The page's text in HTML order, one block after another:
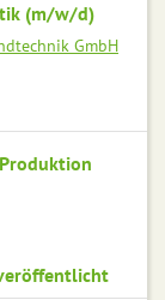
(m/w/d)
GmbH